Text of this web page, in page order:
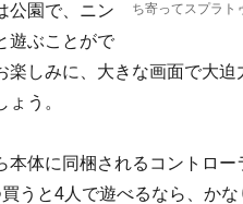
ち寄ってスプラト
公園で、ニン
遊ぶことがで
しみに、大きな画面で大迫
う。
体に同梱されるコントロー
うと4人で遊べるなら、か